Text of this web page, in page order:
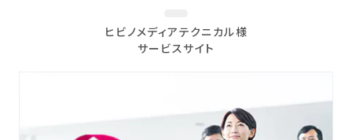
ヒビノメディアテクニカル様
サービスサイト